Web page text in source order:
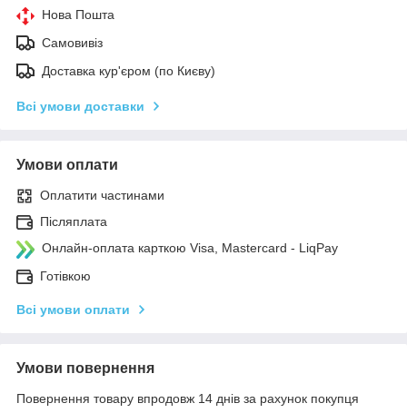
Нова Пошта
Самовивіз
Доставка кур'єром (по Києву)
Всі умови доставки
Умови оплати
Оплатити частинами
Післяплата
Онлайн-оплата карткою Visa, Mastercard - LiqPay
Готівкою
Всі умови оплати
Умови повернення
Повернення товару впродовж 14 днів за рахунок покупця